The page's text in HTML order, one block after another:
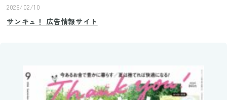
2026/02/10
サンキュ！ 広告情報サイト